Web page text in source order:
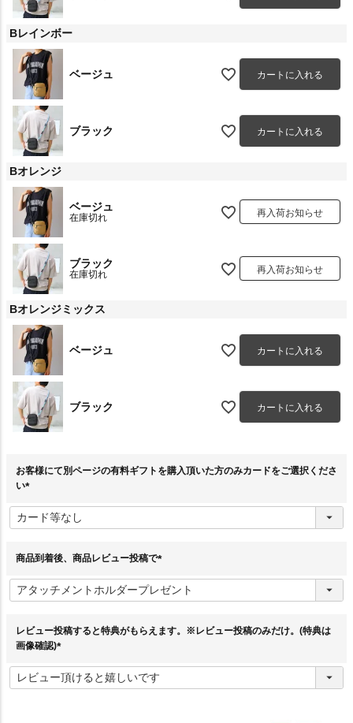
Bレインボー
ベージュ カートに入れる
ブラック カートに入れる
Bオレンジ
ベージュ
在庫切れ 再入荷お知らせ
ブラック
在庫切れ 再入荷お知らせ
Bオレンジミックス
ベージュ カートに入れる
ブラック カートに入れる
お客様にて別ページの有料ギフトを購入頂いた方のみカードをご選択くださ
い
必
須
商品到着後、商品レビュー投稿で
必
須
レビュー投稿すると特典がもらえます。※レビュー投稿のみだけ。(特典は
画像確認)
必
須